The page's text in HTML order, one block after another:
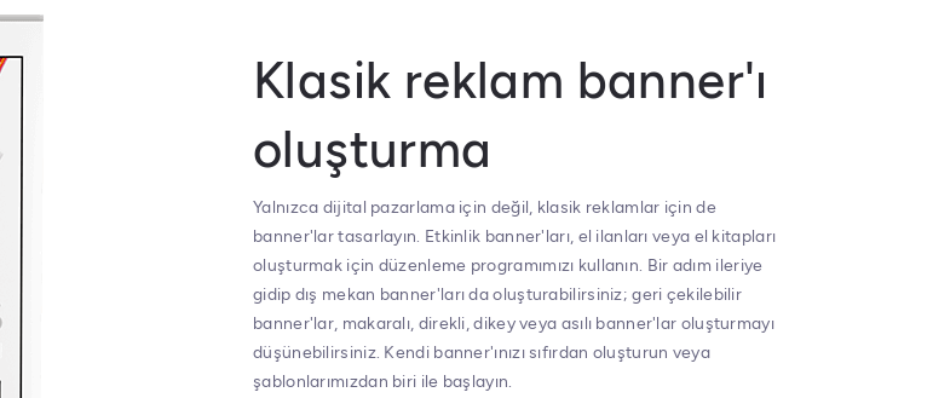
Klasik reklam banner'ı
oluşturma
Yalnızca dijital pazarlama için değil, klasik reklamlar için de
banner'lar tasarlayın. Etkinlik banner'ları, el ilanları veya el kitapları
oluşturmak için düzenleme programımızı kullanın. Bir adım ileriye
gidip dış mekan banner'ları da oluşturabilirsiniz; geri çekilebilir
banner'lar, makaralı, direkli, dikey veya asılı banner'lar oluşturmayı
düşünebilirsiniz. Kendi banner'ınızı sıfırdan oluşturun veya
şablonlarımızdan biri ile başlayın.